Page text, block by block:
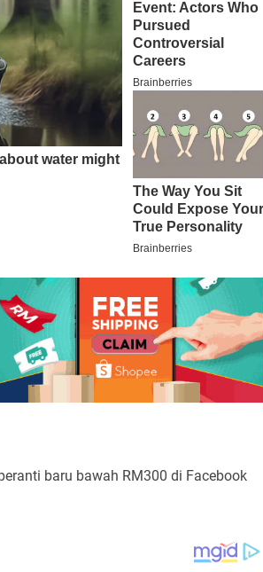
baru bawah RM300 di Facebook